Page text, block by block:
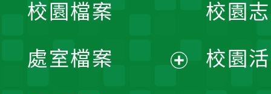
單
校園檔案
處室檔案
校園
校園